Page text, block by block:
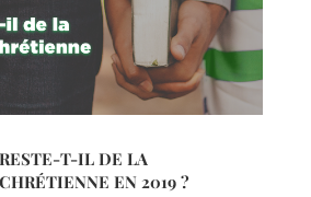
T-IL DE LA
EN 2019 ?